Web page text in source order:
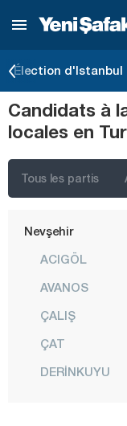
Élection d'Istanbul
Candidats à
locales en
Tous les partis
Kütahya
Mardin
Mersin
Muş
Nevşehir
ACIGÖL
AVANOS
ÇALIŞ
ÇAT
DERİNKUYU